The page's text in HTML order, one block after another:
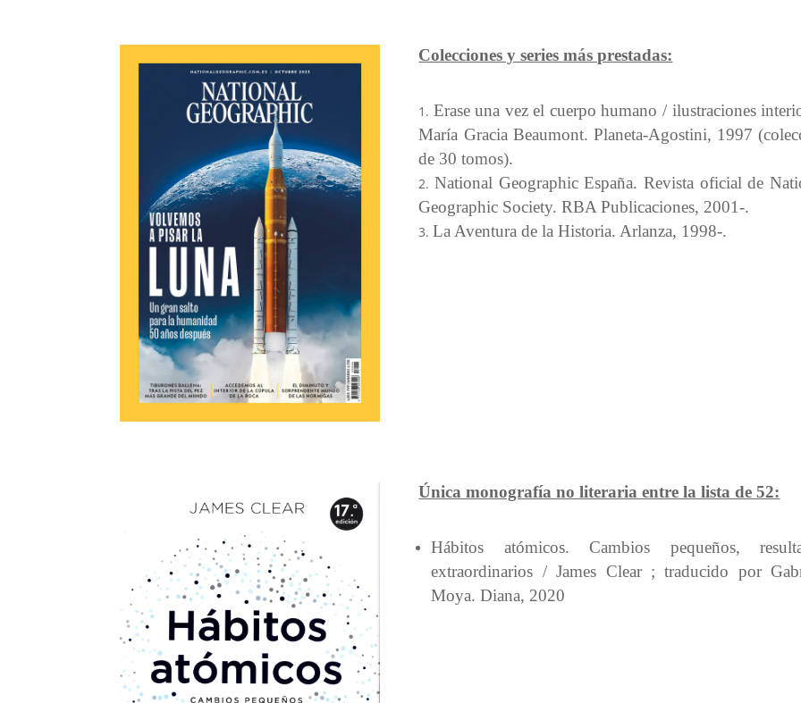
Colecciones y series más prestadas:
Erase una vez el cuerpo humano / ilustraciones
María Gracia Beaumont. Planeta-Agostini, 1997
de 30 tomos).
National Geographic España. Revista oficial de
Geographic Society. RBA Publicaciones, 2001-.
La Aventura de la Historia. Arlanza, 1998-.
Única monografía no literaria entre la lista de 52:
Hábitos atómicos. Cambios pequeños,
extraordinarios / James Clear ; traducido por
Moya. Diana, 2020